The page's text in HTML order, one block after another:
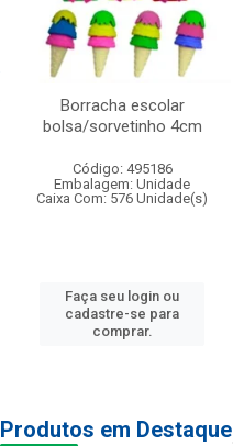
Borracha escolar
bolsa/sorvetinho 4cm
Código: 495186
Embalagem: Unidade
Caixa Com: 576 Unidade(s)
Faça seu login ou
cadastre-se para
comprar.
Produtos em Destaque